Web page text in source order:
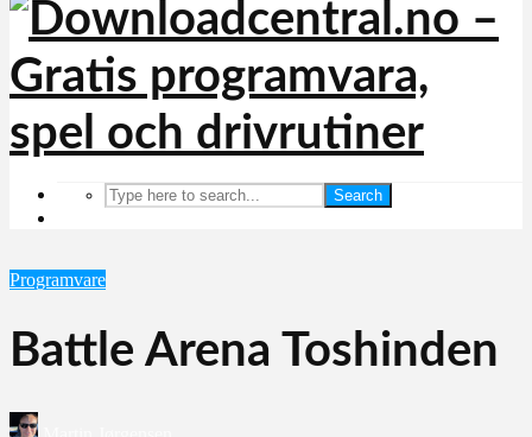
Search
Programvare
Battle Arena Toshinden